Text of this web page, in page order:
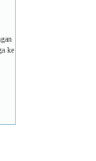
ke